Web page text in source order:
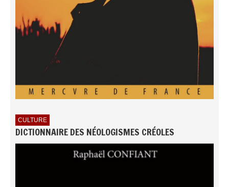
CULTURE
DICTIONNAIRE DES NÉOLOGISMES CRÉOLES